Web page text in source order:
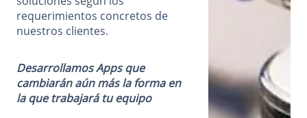
requerimientos concretos de
nuestros clientes.
Desarrollamos Apps que
cambiarán aún más la forma en
la que trabajará tu equipo